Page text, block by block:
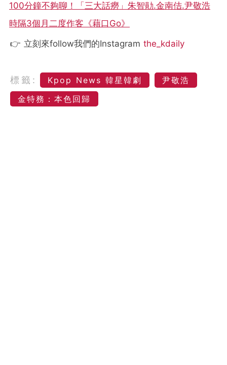
100分鐘不夠聊！「三大話癆」朱智勛.金南佶.尹敬浩
時隔3個月二度作客《藉口Go》
👉 立刻來follow我們的Instagram the_kdaily
標籤: Kpop News 韓星韓劇
尹敬浩
金特務：本色回歸